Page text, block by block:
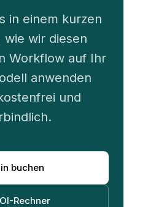
in einem kurzen
wie wir diesen
Workflow auf Ihr
anwenden
und
buchen
Rechner